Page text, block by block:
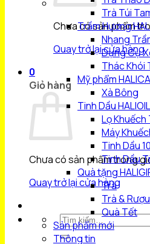
Chưa có sản phẩm
Quay trở lại cửa hàng
0
Giỏ hàng
Chưa có sản phẩm trong
Quay trở lại cửa hàng
Tìm
kiếm:
Trà Túi
Trầm Hương
Nhang
Dụng Cụ
Thác Khói
Mỹ phẩm
Xà Bông
Tinh Dầu HALIOIL
Lọ Khuếch
Máy
Tinh Dầu
Tinh Dầu
Quà tặng
Trà
Trà & Rượu
Quà Tết
Sản phẩm mới
Thông tin